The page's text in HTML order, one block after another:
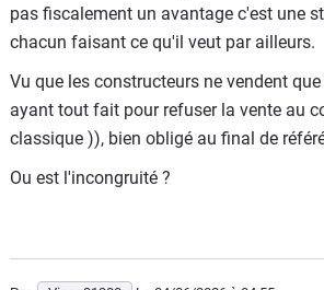
nous parler de ta PROPRE expérience
déblatérer des conneries sur tout et rien
pas fiscalement un avantage c'est une
chacun faisant ce qu'il veut par ailleurs.
Vu que les constructeurs ne vendent
ayant tout fait pour refuser la vente au
classique )), bien obligé au final de
Ou est l'incongruité ?